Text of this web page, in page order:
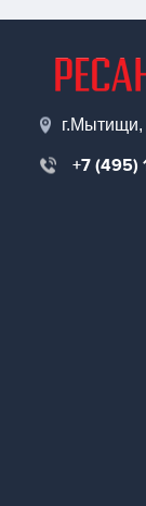
г.Мытищи,
+7 (495)